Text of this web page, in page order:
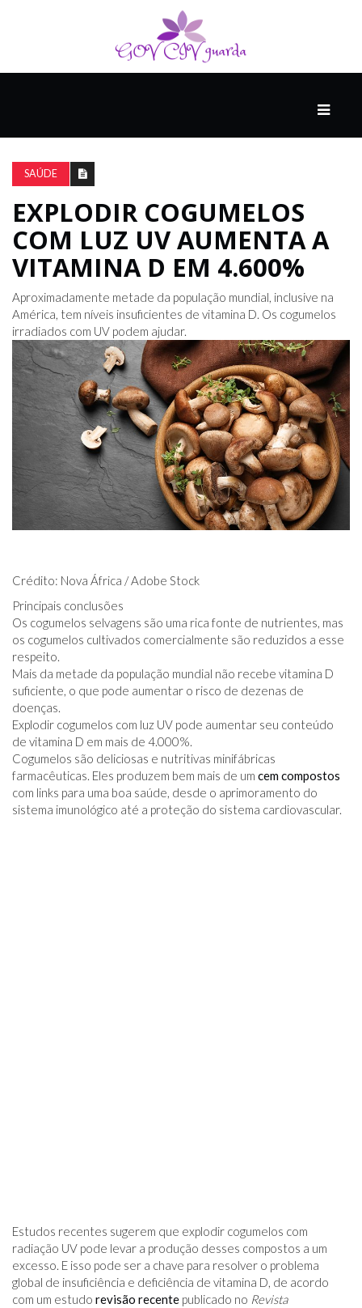
DO
THINK
COMPANHEIRO
COMEÇA
COM
UM
ESTRONDO
SAÚDE
EXPLODIR COGUMELOS
COM LUZ UV AUMENTA A
VITAMINA D EM 4.600%
Aproximadamente metade da população mundial, inclusive na
América, tem níveis insuficientes de vitamina D. Os cogumelos
irradiados com UV podem ajudar.
Crédito: Nova África / Adobe Stock
Principais conclusões
Os cogumelos selvagens são uma rica fonte de nutrientes, mas
os cogumelos cultivados comercialmente são reduzidos a esse
respeito.
Mais da metade da população mundial não recebe vitamina D
suficiente, o que pode aumentar o risco de dezenas de
doenças.
Explodir cogumelos com luz UV pode aumentar seu conteúdo
de vitamina D em mais de 4.000%.
Cogumelos são deliciosas e nutritivas minifábricas
farmacêuticas. Eles produzem bem mais de um cem compostos
com links para uma boa saúde, desde o aprimoramento do
sistema imunológico até a proteção do sistema cardiovascular.
Estudos recentes sugerem que explodir cogumelos com
radiação UV pode levar a produção desses compostos a um
excesso. E isso pode ser a chave para resolver o problema
global de insuficiência e deficiência de vitamina D, de acordo
com um estudo revisão recente publicado no Revista